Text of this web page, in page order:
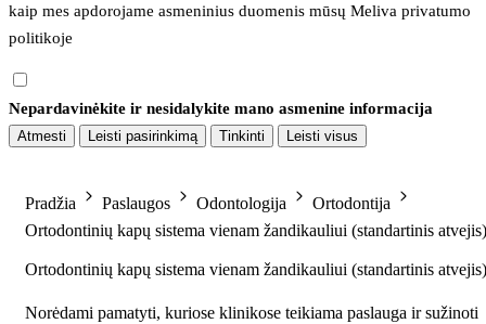
kaip mes apdorojame asmeninius duomenis mūsų Meliva privatumo
politikoje
Nepardavinėkite ir nesidalykite mano asmenine informacija
Atmesti Leisti pasirinkimą Tinkinti Leisti visus
Pradžia Paslaugos Odontologija
Ortodontija
Ortodontinių kapų sistema vienam žandikauliui (standartinis atvejis)
Ortodontinių kapų sistema vienam žandikauliui (standartinis atvejis)
Norėdami pamatyti, kuriose klinikose teikiama paslauga ir sužinoti